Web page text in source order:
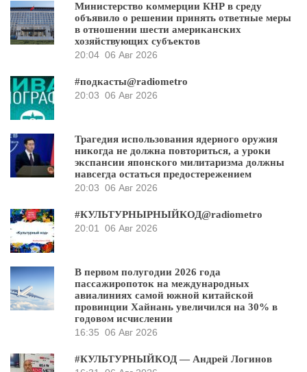
Министерство коммерции КНР в среду
объявило о решении принять ответные меры
в отношении шести американских
хозяйствующих субъектов
20:04 06 Авг 2026
#подкасты@radiometro
20:03 06 Авг 2026
Трагедия использования ядерного оружия
никогда не должна повториться, а уроки
экспансии японского милитаризма должны
навсегда остаться предостережением
20:03 06 Авг 2026
#КУЛЬТУРНЫРНЫЙКОД@radiometro
20:01 06 Авг 2026
В первом полугодии 2026 года
пассажиропоток на международных
авиалиниях самой южной китайской
провинции Хайнань увеличился на 30% в
годовом исчислении
16:35 06 Авг 2026
#КУЛЬТУРНЫЙКОД — Андрей Логинов